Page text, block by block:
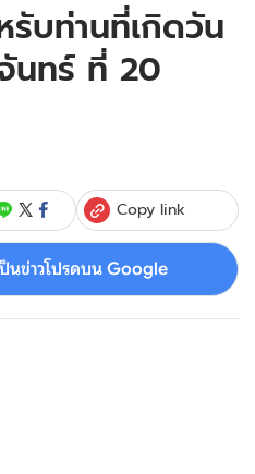
บท่านที่เกิดวัน
นทร์ ที่ 20
Copy link
นข่าวโปรดบน Google